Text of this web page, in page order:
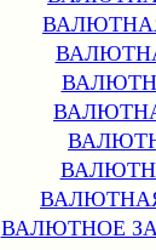
ВАЛЮТНОЕ